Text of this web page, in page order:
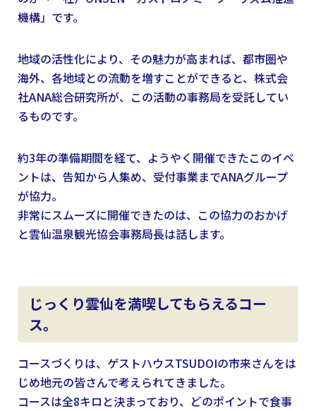
機構」です。
地域の活性化により、その魅力が高まれば、都市圏や
海外、各地域との流動を増すことができると、株式会
社ANA総合研究所が、この活動の事務局を受託してい
るものです。
約3年の準備期間を経て、ようやく開催できたこのイベ
ントは、告知から人集め、受付事業までANAグループ
が協力。
非常にスムーズに開催できたのは、この協力のおかげ
と雲仙温泉観光協会事務局長は話します。
じっくり雲仙を満喫してもらえるコー
ス。
コースづくりは、ゲストハウスTSUDOIの市来さんをは
じめ地元の皆さんで考えられてきました。
コースは全8キロと決まっており、どのポイントで食事